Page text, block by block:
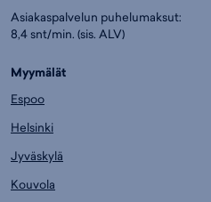
Asiakaspalvelun puhelumaksut:
8,4 snt/min. (sis. ALV)
Myymälät
Espoo
Helsinki
Jyväskylä
Kouvola